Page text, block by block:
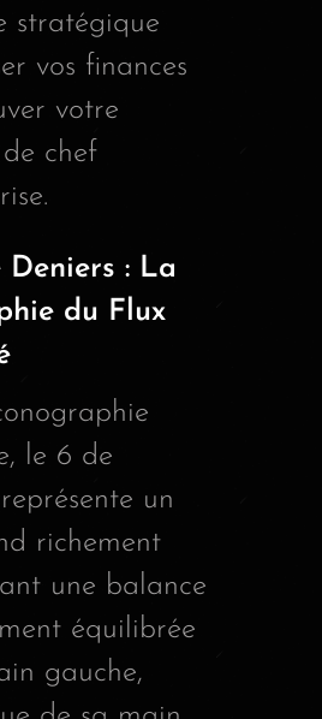
stratégique
vos finances
votre
chef
Deniers : La
du Flux
le 6 de
un
richement
une balance
équilibrée
gauche,